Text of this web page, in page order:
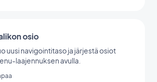
osio
uusi navigointitaso ja järjestä osiot
laajennuksen avulla.